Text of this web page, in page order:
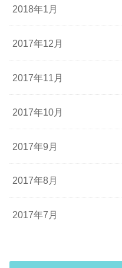
2018年1月
2017年12月
2017年11月
2017年10月
2017年9月
2017年8月
2017年7月